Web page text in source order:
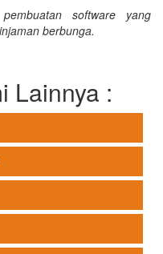
software yang
berbunga.
Lainnya :